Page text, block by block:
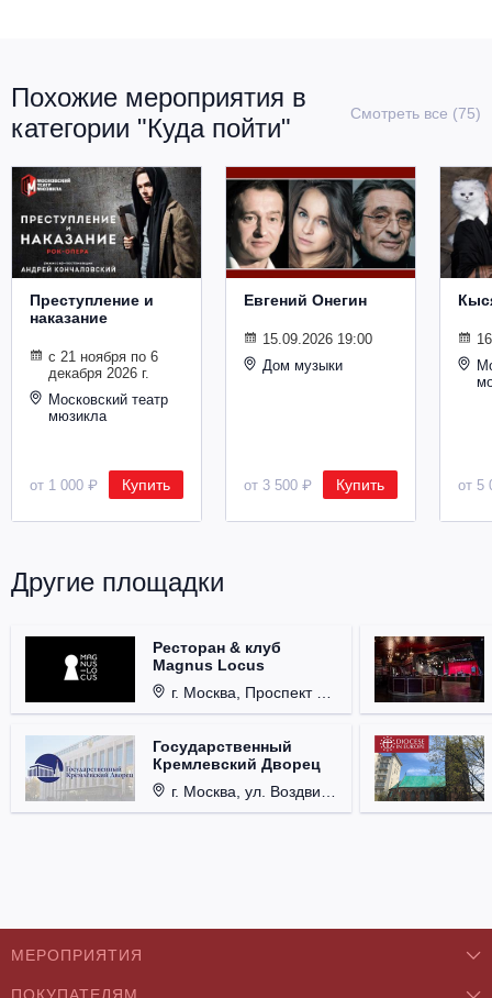
Похожие мероприятия в
категории "Куда пойти"
Смотреть все (75)
Преступление и
наказание
с 21 ноября по 6
декабря 2026 г.
Московский театр
мюзикла
от 1 000 ₽ Купить
Евгений Онегин
15.09.2026 19:00
Дом музыки
от 3 500 ₽ Купить от 5
Другие площадки
Ресторан & клуб
Magnus Locus
г. Москва, Проспект Мира, д. 12, стр. 9.
Государственный
Кремлевский Дворец
г. Москва, ул. Воздвиженка, д. 1, Кремль.
МЕРОПРИЯТИЯ